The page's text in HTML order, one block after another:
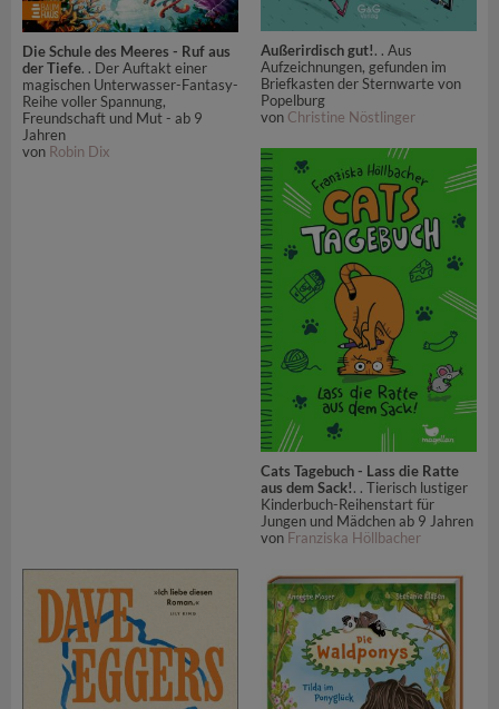
Die Schule des Meeres - Ruf aus
der Tiefe. . Der Auftakt einer
magischen Unterwasser-Fantasy-
Reihe voller Spannung,
Freundschaft und Mut - ab 9
Jahren
von Robin Dix
Außerirdisch gut!. . Aus
Aufzeichnungen, gefunden im
Briefkasten der Sternwarte von
Popelburg
von Christine Nöstlinger
Cats Tagebuch - Lass die Ratte
aus dem Sack!. . Tierisch lustiger
Kinderbuch-Reihenstart für
Jungen und Mädchen ab 9 Jahren
von Franziska Höllbacher